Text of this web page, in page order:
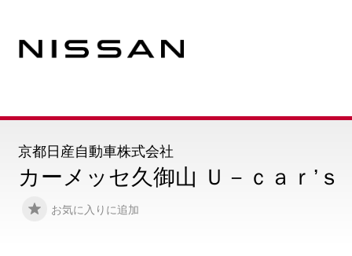
カーメッセ久御山 Ｕ－ｃａｒ’ｓ
お気に入りに追加
京都日産自動車株式会社